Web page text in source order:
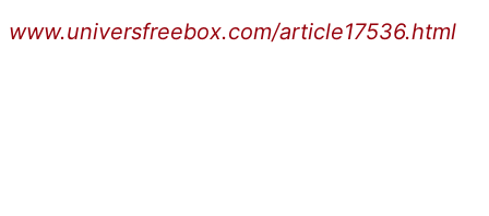
www.universfreebox.com/article17536.html